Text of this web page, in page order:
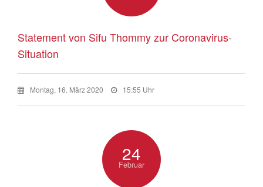
Statement von Sifu Thommy zur Coronavirus-
Situation
Montag, 16. März 2020 15:55 Uhr
24
Februar